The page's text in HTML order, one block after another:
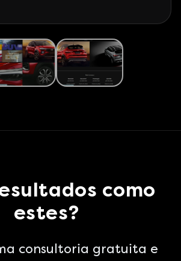
como
estes?
consultoria gratuita e